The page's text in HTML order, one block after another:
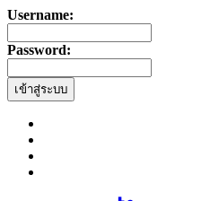
Username:
Password: